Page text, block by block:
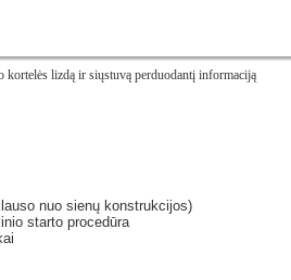
lizdą ir siųstuvą perduodantį informaciją
nuo sienų konstrukcijos)
starto procedūra